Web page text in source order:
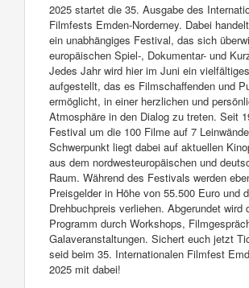
2025 startet die 35. Ausgabe des
Filmfests Emden-Norderney. Dabei
ein unabhängiges Festival, das sich
europäischen Spiel-, Dokumentar- und
Jedes Jahr wird hier im Juni ein
aufgestellt, das es Filmschaffenden und
ermöglicht, in einer herzlichen und
Atmosphäre in den Dialog zu treten. Seit
Festival um die 100 Filme auf 7
Schwerpunkt liegt dabei auf aktuellen
aus dem nordwesteuropäischen und
Raum. Während des Festivals werden
Preisgelder in Höhe von 55.500 Euro und
Drehbuchpreis verliehen. Abgerundet wird
Programm durch Workshops,
Galaveranstaltungen. Sichert euch jetzt
seid beim 35. Internationalen Filmfest
2025 mit dabei!